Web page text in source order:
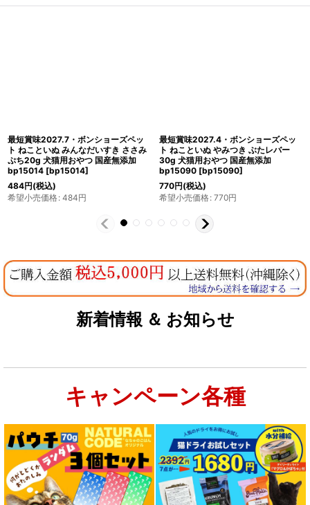
最短賞味2027.4・ボンショーズペッ
ト ねこといぬ カンガルーのサイコロ
ステーキ レトルト60g 犬猫用一般食
国産無添加 bp15229
990円(税込)
希望小売価格: 990円
最短賞味2027.8・ボンショーズペッ
ト ねこといぬ さかなのサイコロステ
ーキ レトルト60g 犬猫用一般食 国産
無添加 bp15212 [bp15212
770円(税込)
希望小売価格: 770円
新着情報 ＆ お知らせ
キャンペーン各種